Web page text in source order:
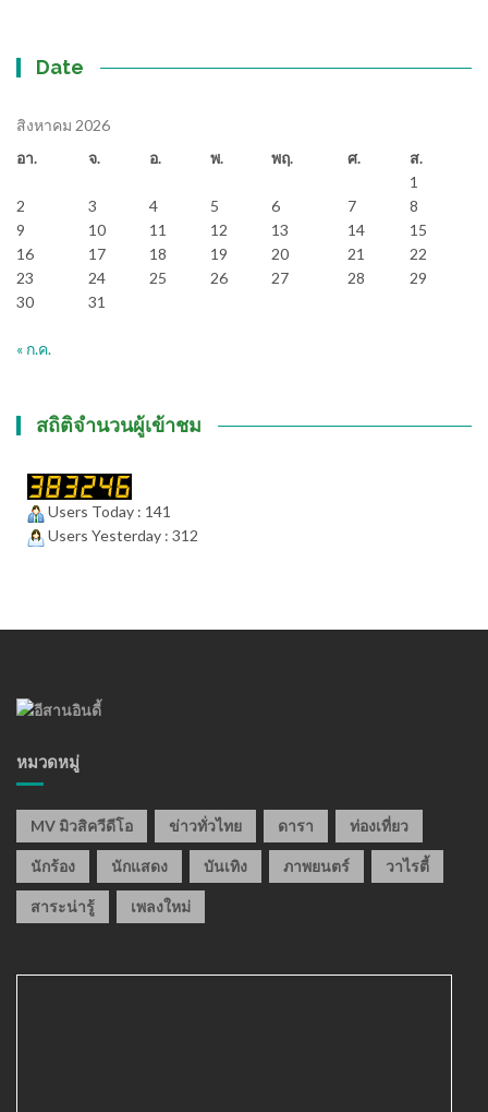
Date
สิงหาคม 2026
อา.
จ. อ. พ. พฤ. ศ.
ส.
1
2
3 4 5 6 7
8
9
10 11 12 13 14
15
16
17 18 19 20 21
22
23
24 25 26 27 28
29
30
31
« ก.ค.
สถิติจำนวนผู้เข้าชม
Users Today : 141
Users Yesterday : 312
หมวดหมู่
MV มิวสิควีดีโอ ข่าวทั่วไทย ดารา ท่องเที่ยว
นักร้อง นักแสดง บันเทิง ภาพยนตร์ วาไรตี้
สาระน่ารู้ เพลงใหม่